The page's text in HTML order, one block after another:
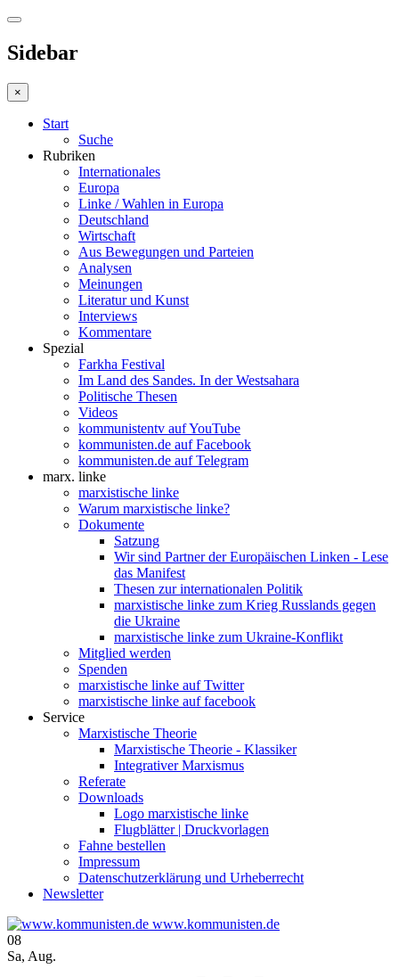
Sidebar
×
Start
Suche
Rubriken
Internationales
Europa
Linke / Wahlen in Europa
Deutschland
Wirtschaft
Aus Bewegungen und Parteien
Analysen
Meinungen
Literatur und Kunst
Interviews
Kommentare
Spezial
Farkha Festival
Im Land des Sandes. In der Westsahara
Politische Thesen
Videos
kommunistentv auf YouTube
kommunisten.de auf Facebook
kommunisten.de auf Telegram
marx. linke
marxistische linke
Warum marxistische linke?
Dokumente
Satzung
Wir sind Partner der Europäischen Linken - Lese
das Manifest
Thesen zur internationalen Politik
marxistische linke zum Krieg Russlands gegen
die Ukraine
marxistische linke zum Ukraine-Konflikt
Mitglied werden
Spenden
marxistische linke auf Twitter
marxistische linke auf facebook
Service
Marxistische Theorie
Marxistische Theorie - Klassiker
Integrativer Marxismus
Referate
Downloads
Logo marxistische linke
Flugblätter | Druckvorlagen
Fahne bestellen
Impressum
Datenschutzerklärung und Urheberrecht
Newsletter
www.kommunisten.de
08
Sa, Aug.